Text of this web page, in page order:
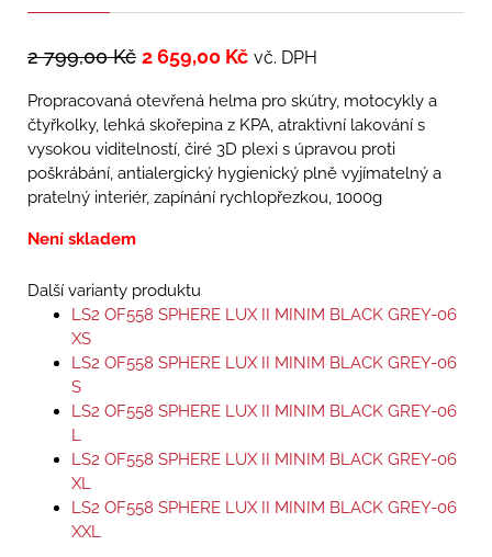
2 799,00Kč 2 659,00 Kč vč. DPH
Propracovaná otevřená helma pro skútry, motocykly a
čtyřkolky, lehká skořepina z KPA, atraktivní lakování s
vysokou viditelností, čiré 3D plexi s úpravou proti
poškrábání, antialergický hygienický plně vyjímatelný a
pratelný interiér, zapínání rychlopřezkou, 1000g
Není skladem
Další varianty produktu
LS2 OF558 SPHERE LUX II MINIM BLACK GREY-06
XS
LS2 OF558 SPHERE LUX II MINIM BLACK GREY-06
S
LS2 OF558 SPHERE LUX II MINIM BLACK GREY-06
L
LS2 OF558 SPHERE LUX II MINIM BLACK GREY-06
XL
LS2 OF558 SPHERE LUX II MINIM BLACK GREY-06
XXL